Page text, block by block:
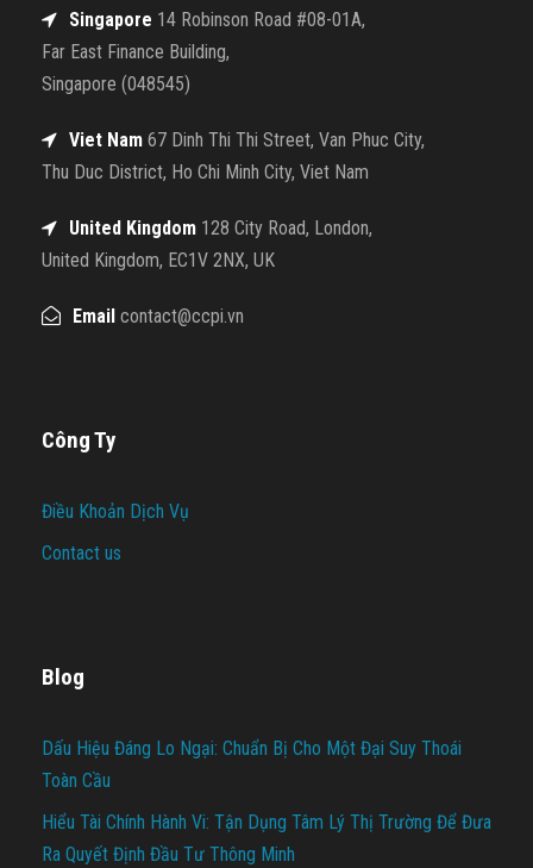
Singapore 14 Robinson Road #08-01A,
Far East Finance Building,
Singapore (048545)
Viet Nam 67 Dinh Thi Thi Street, Van Phuc City,
Thu Duc District, Ho Chi Minh City, Viet Nam
United Kingdom 128 City Road, London,
United Kingdom, EC1V 2NX, UK
Email contact@ccpi.vn
Công Ty
Điều Khoản Dịch Vụ
Contact us
Blog
Dấu Hiệu Đáng Lo Ngại: Chuẩn Bị Cho Một Đại Suy Thoái
Toàn Cầu
Hiểu Tài Chính Hành Vi: Tận Dụng Tâm Lý Thị Trường Để Đưa
Ra Quyết Định Đầu Tư Thông Minh